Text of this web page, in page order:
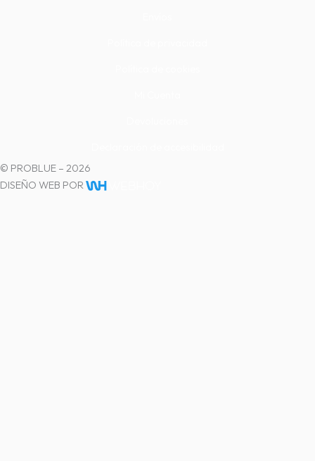
© PROBLUE – 2026
DISEÑO WEB POR